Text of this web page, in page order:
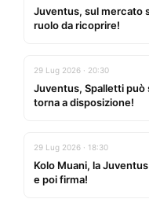
Juventus, sul mercato
ruolo da ricoprire!
29 Lug 2026 · 20:30
Juventus, Spalletti
torna a disposizione!
29 Lug 2026 · 18:30
Kolo Muani, la
e poi firma!